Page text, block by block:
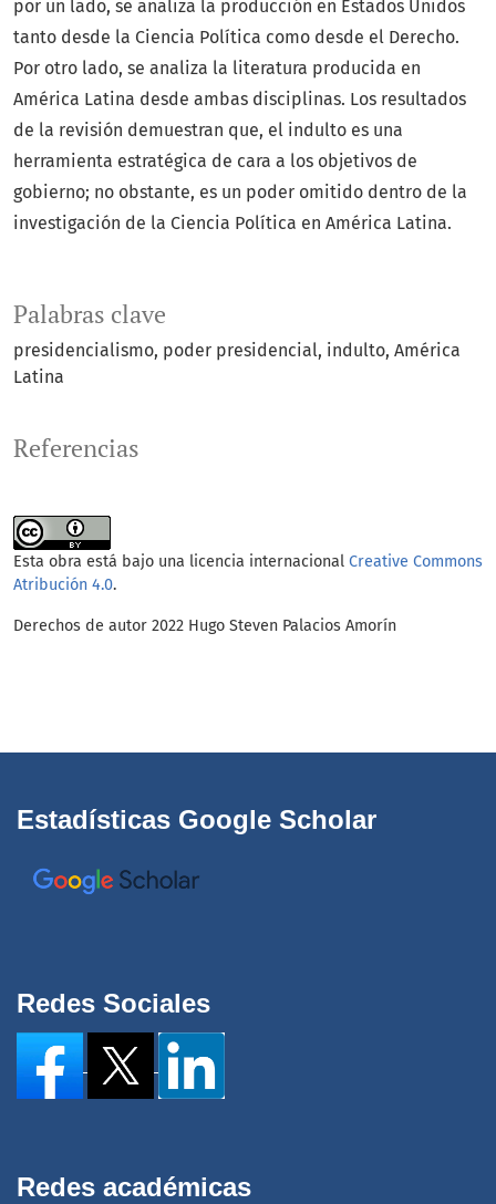
Palabras clave
presidencialismo poder presidencial indulto América
Latina
por un lado, se analiza la producción en Estados Unidos
tanto desde la Ciencia Política como desde el Derecho.
Por otro lado, se analiza la literatura producida en
América Latina desde ambas disciplinas. Los resultados
de la revisión demuestran que, el indulto es una
herramienta estratégica de cara a los objetivos de
gobierno; no obstante, es un poder omitido dentro de la
investigación de la Ciencia Política en América Latina.
Referencias
Esta obra está bajo una licencia internacional Creative Commons
Atribución 4.0.
Derechos de autor 2022 Hugo Steven Palacios Amorín
Estadísticas Google Scholar
Redes Sociales
Redes académicas